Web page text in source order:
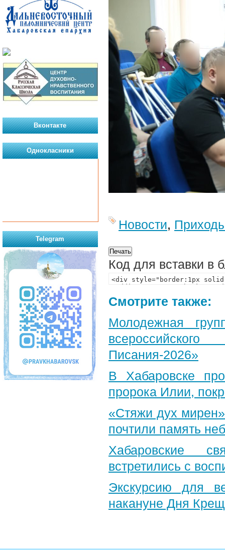
Новости,
Код для вставки в
Смотрите также:
Молодежная
Писания-2026»
В Хабаровске
пророка Илии,
«Стяжи дух
почтили память
Хабаровские
встретились с
Экскурсию для
накануне Дня
Вконтакте
Однокласники
Telegram